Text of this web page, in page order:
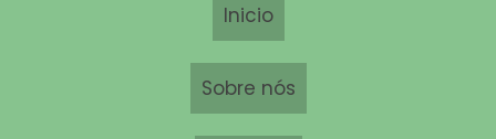
Inicio
Sobre nós